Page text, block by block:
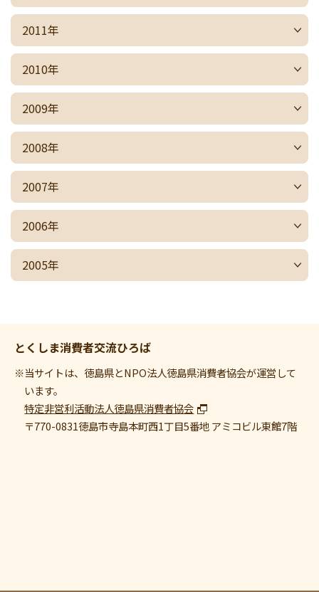
2011年
2010年
2009年
2008年
2007年
2006年
2005年
とくしま消費者交流ひろば
※当サイトは、徳島県とNPO法人徳島県消費者協会が運営して
います。
特定非営利活動法人徳島県消費者協会
〒770-0831徳島市寺島本町西1丁目5番地 アミコビル東館7階